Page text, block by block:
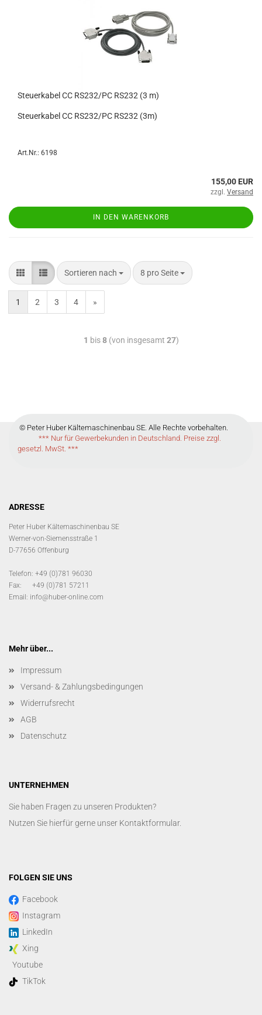
Steuerkabel CC RS232/PC RS232 (3 m)
Steuerkabel CC RS232/PC RS232 (3m)
Art.Nr.: 6198
155,00 EUR
zzgl. Versand
IN DEN WARENKORB
Sortieren nach 8 pro Seite
1 2 3 4 »
1 bis8(von insgesamt 27)
© Peter Huber Kältemaschinenbau SE. Alle Rechte vorbehalten.
*** Nur für Gewerbekunden in Deutschland. Preise zzgl.
gesetzl. MwSt. ***
ADRESSE
Peter Huber Kältemaschinenbau SE
Werner-von-Siemensstraße 1
D-77656 Offenburg
Telefon: +49 (0)781 96030
Fax: +49 (0)781 57211
Email: info@huber-online.com
Mehr über...
Impressum
Versand- & Zahlungsbedingungen
Widerrufsrecht
AGB
Datenschutz
UNTERNEHMEN
Sie haben Fragen zu unseren Produkten?
Nutzen Sie hierfür gerne unser Kontaktformular.
FOLGEN SIE UNS
Facebook
Instagram
LinkedIn
Xing
Youtube
TikTok